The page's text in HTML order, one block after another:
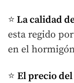
⭐ La calidad
esta regido
en el
⭐ El precio